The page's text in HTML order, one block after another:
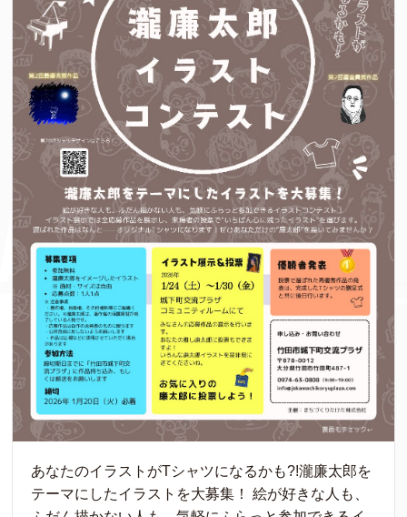
あなたのイラストがTシャツになるかも?!瀧廉太郎を
テーマにしたイラストを⼤募集！ 絵が好きな人も、